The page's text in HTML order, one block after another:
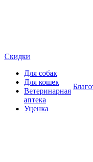
Скидки
Для собак
Для кошек
Ветеринарная
аптека
Уценка